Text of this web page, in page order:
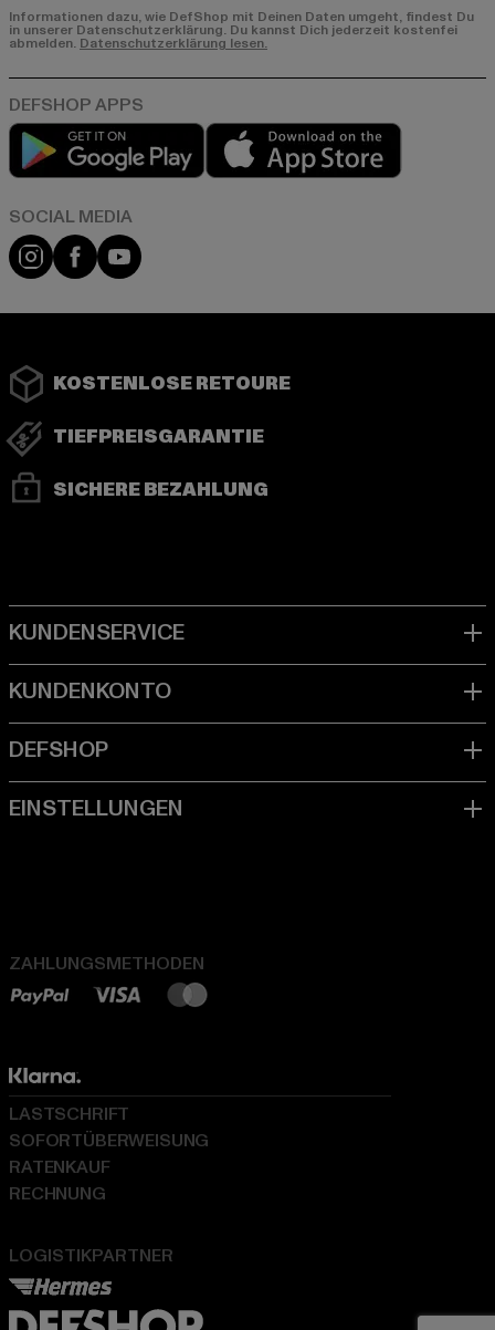
Informationen dazu, wie DefShop mit Deinen Daten umgeht, findest Du
in unserer Datenschutzerklärung. Du kannst Dich jederzeit kostenfei
abmelden. Datenschutzerklärung lesen.
Play market
Instagram
FacebookYouTube
KOSTENLOSE RETOURE
TIEFPREISGARANTIE
SICHERE BEZAHLUNG
ZAHLUNGSMETHODEN
LOGISTIKPARTNER
LASTSCHRIFT
SOFORTÜBERWEISUNG
RATENKAUF
RECHNUNG